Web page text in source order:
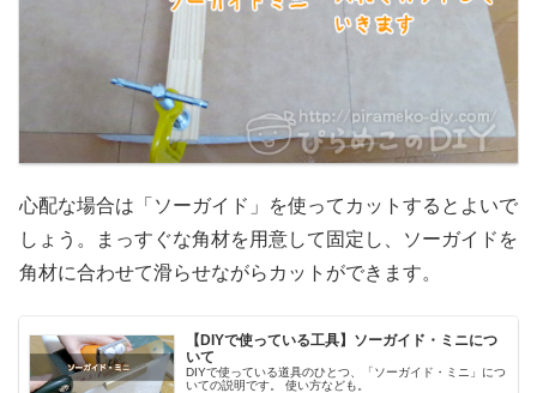
心配な場合は「ソーガイド」を使ってカットするとよいで
しょう。まっすぐな角材を用意して固定し、ソーガイドを
角材に合わせて滑らせながらカットができます。
【DIYで使っている工具】ソーガイド・ミニにつ
いて
DIYで使っている道具のひとつ、「ソーガイド・ミニ」につ
いての説明です。 使い方なども。